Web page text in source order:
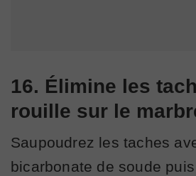
16. Élimine les
rouille sur le
Saupoudrez les taches
bicarbonate de soude